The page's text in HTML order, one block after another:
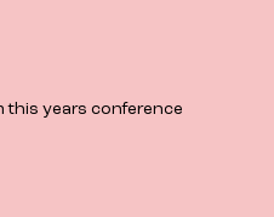
this years conference